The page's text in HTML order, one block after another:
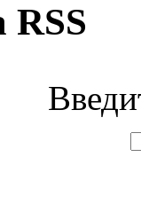
RSS